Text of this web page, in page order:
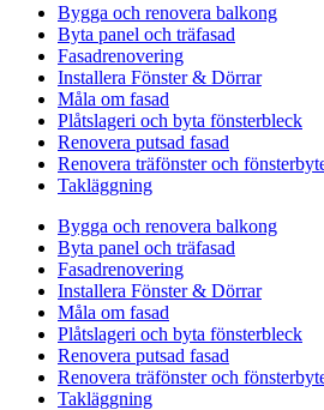
Bygga och renovera balkong
Byta panel och träfasad
Fasadrenovering
Installera Fönster & Dörrar
Måla om fasad
Plåtslageri och byta fönsterbleck
Renovera putsad fasad
Renovera träfönster och
Takläggning
Bygga och renovera balkong
Byta panel och träfasad
Fasadrenovering
Installera Fönster & Dörrar
Måla om fasad
Plåtslageri och byta fönsterbleck
Renovera putsad fasad
Renovera träfönster och
Takläggning